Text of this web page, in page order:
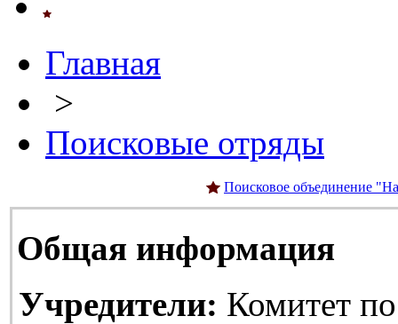
Главная
>
Поисковые отряды
Поисковое объединение
Общая информация
Учредители: Комитет